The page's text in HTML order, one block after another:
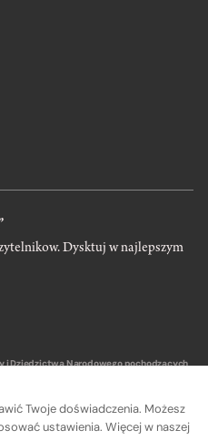
Dysktuj w najlepszym
i Dziedzictwa Narodowego pochodzących
Twoje doświadczenia. Możesz
ustawienia. Więcej w naszej